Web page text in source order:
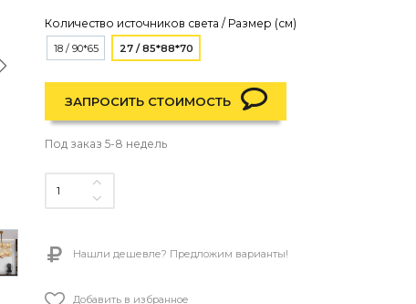
Количество источников света / Размер (см)
18 / 90*65 27 / 85*88*70
ЗАПРОСИТЬ СТОИМОСТЬ
Под заказ 5-8 недель
Нашли дешевле? Предложим варианты!
Добавить в избранное